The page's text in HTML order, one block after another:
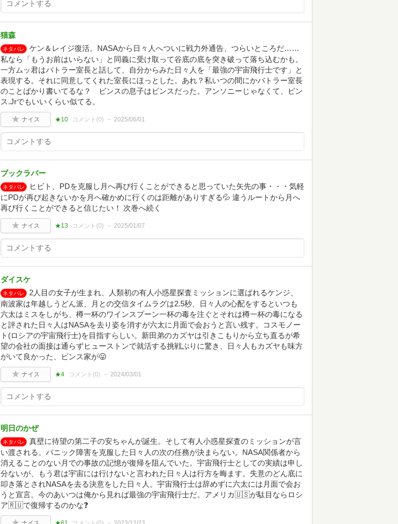
猫森
ネタバレ
ケン＆レイジ復活。NASAから日々人へついに戦力外通告、つらいところだ……
私なら「もうお前はいらない」と同義に受け取って谷底の底を突き破って落ち込むかも。
一方ムッ君はバトラー室長と話して、自分からみた日々人を「最強の宇宙飛行士です」と
表現する。それに同意してくれた室長にほっとした。あれ？私いつの間にかバトラー室長
のことばかり書いてるな？ ビンスの息子はビンスだった。アンソニーじゃなくて、ビン
ス.Jrでもいいくらい似てる。
ナイス ★10 コメント(0) 2025/06/01
ブックラバー
ネタバレ
ヒビト、PDを克服し月へ再び行くことができると思っていた矢先の事・・・気軽
にPDが再び起きないかを月へ確かめに行くのは距離がありすぎる💦 違うルートから月へ
再び行くことができると信じたい！ 次巻へ続く
ナイス ★13 コメント(0) 2025/01/07
ダイスケ
ネタバレ
2人目の女子が生まれ、人類初の有人小惑星探査ミッションに選ばれるケンジ、
南波家は年越しうどん派、月との交信タイムラグは2.5秒、日々人の心配をするといつも
六太はミスをしがち、樽一杯のワインスプーン一杯の毒を注ぐとそれは樽一杯の毒になる
と評された日々人はNASAを去り姿を消すが六太に月面で会おうと言い残す。コスモノー
ト(ロシアの宇宙飛行士)を目指すらしい。新田弟のカズヤは引きこもりから立ち直るが希
望の会社の面接は通らずヒューストンで就活する挑戦ぷりに驚き、日々人もカズヤも味方
がいて良かった、ビンス家が😛
ナイス ★4 コメント(0) 2024/03/01
明日のかぜ
ネタバレ
真壁に待望の第二子の安ちゃんが誕生。そして有人小惑星探査のミッションが言
い渡される。パニック障害を克服した日々人の次の任務が決まらない。NASA関係者から
消えることのない月での事故の記憶が復帰を阻んでいた。宇宙飛行士としての実績は申し
分ないが、もう君は宇宙には行けないと言われた日々人は行方を晦ます。失意のどん底に
叩き落とされNASAを去る決意をした日々人。宇宙飛行士は辞めずに六太には月面で会お
うと宣言。今のあいつは俺から見れば最強の宇宙飛行士だ。アメリカ🇺🇸が駄目ならロシ
ア🇷🇺で復帰するのかな❓